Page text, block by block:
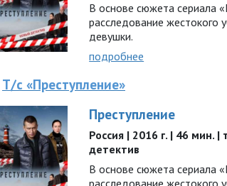
В основе сюжета сериала
расследование жестокого
девушки.
подробнее
Т/с «Преступление»
Преступление
Россия | 2016 г. | 46 мин. |
детектив
В основе сюжета сериала
расследование жестокого